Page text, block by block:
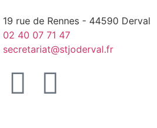
19 rue de Rennes - 44590 Derval
02 40 07 71 47
secretariat@stjoderval.fr